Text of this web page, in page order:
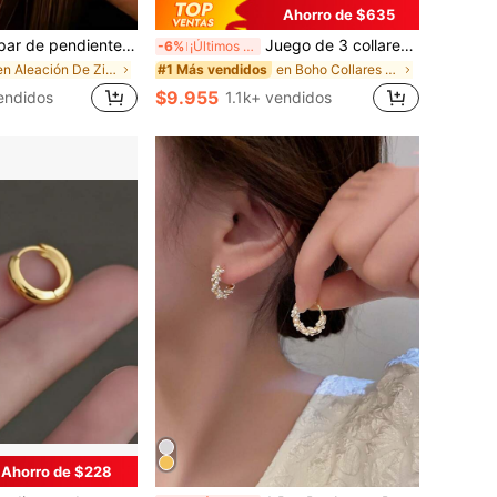
de arco de tridente lujosos y brillantes, hipoalergénicos, aptos para uso diario, festivales de música y regalos
en Aleación De Zinc Pendientes colgantes de mujer
Ahorro de $635
-6% ¡Últimos 3 días Juego de 3 collares apilables de varias capas con colgante de concha y perlas falsas, estilo bohemio de verano, adecuado para mujeres en vacaciones en la playa y uso diario, estilo costero
#1 Más vendidos en Boho Collares De Mujer
$9.955 1.1k+ vendidos
Ahorro de $228
en Acero inoxidable Pendientes De Mujer